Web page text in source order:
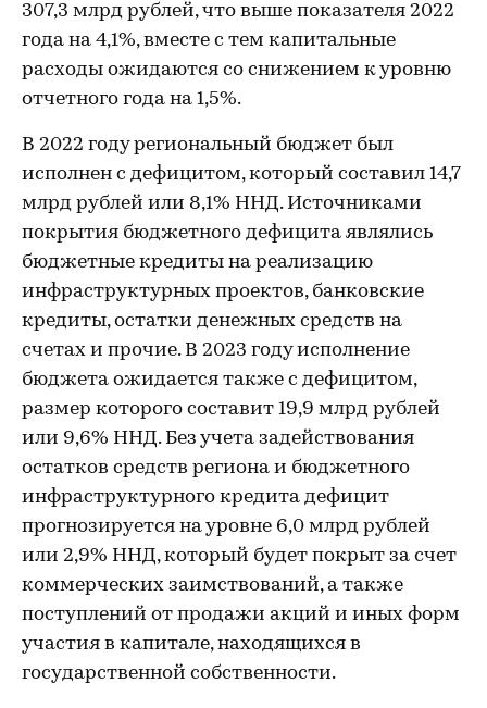
307,3 млрд рублей, что выше показателя 2022
года на 4,1%, вместе с тем капитальные
расходы ожидаются со снижением к уровню
отчетного года на 1,5%.
В 2022 году региональный бюджет был
исполнен с дефицитом, который составил 14,7
млрд рублей или 8,1% ННД. Источниками
покрытия бюджетного дефицита являлись
бюджетные кредиты на реализацию
инфраструктурных проектов, банковские
кредиты, остатки денежных средств на
счетах и прочие. В 2023 году исполнение
бюджета ожидается также с дефицитом,
размер которого составит 19,9 млрд рублей
или 9,6% ННД. Без учета задействования
остатков средств региона и бюджетного
инфраструктурного кредита дефицит
прогнозируется на уровне 6,0 млрд рублей
или 2,9% ННД, который будет покрыт за счет
коммерческих заимствований, а также
поступлений от продажи акций и иных форм
участия в капитале, находящихся в
государственной собственности.